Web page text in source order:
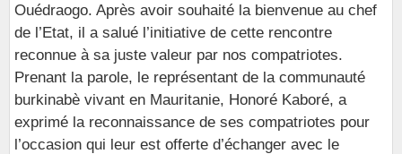
Ouédraogo. Après avoir souhaité la bienvenue au chef
de l’Etat, il a salué l’initiative de cette rencontre
reconnue à sa juste valeur par nos compatriotes.
Prenant la parole, le représentant de la communauté
burkinabè vivant en Mauritanie, Honoré Kaboré, a
exprimé la reconnaissance de ses compatriotes pour
l’occasion qui leur est offerte d’échanger avec le